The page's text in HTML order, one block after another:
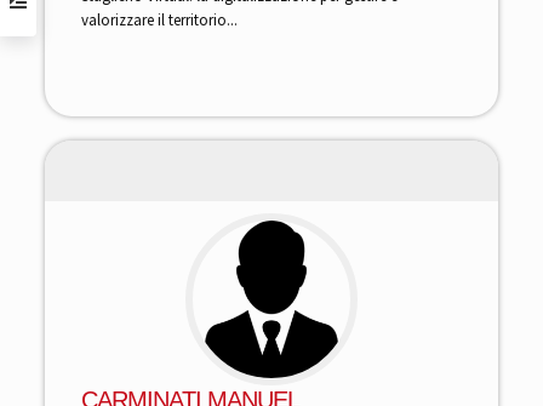
valorizzare il territorio...
CARMINATI MANUEL